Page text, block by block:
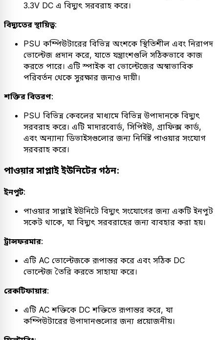
3.3V DC এ বিদ্যুৎ সরবরাহ করে।
বিদ্যুতের স্থায়িত্ব:
PSU কম্পিউটারের বিভিন্ন অংশকে স্থিতিশীল এবং নিরাপদ
ভোল্টেজ প্রদান করে, যাতে যন্ত্রাংশগুলি সঠিকভাবে কাজ
করতে পারে। এটি স্পাইক বা ভোল্টেজের অস্বাভাবিক
পরিবর্তন থেকে সুরক্ষার জন্যও দায়ী।
শক্তির বিতরণ:
PSU বিভিন্ন কেবলের মাধ্যমে বিভিন্ন উপাদানকে বিদ্যুৎ
সরবরাহ করে। এটি মাদারবোর্ড, সিপিইউ, গ্রাফিক্স কার্ড,
এবং অন্যান্য ডিভাইসগুলোর জন্য নির্দিষ্ট পাওয়ার সংযোগ
সরবরাহ করে।
পাওয়ার সাপ্লাই ইউনিটের গঠন:
ইনপুট:
পাওয়ার সাপ্লাই ইউনিটে বিদ্যুৎ সংযোগের জন্য একটি ইনপুট
সকেট থাকে, যা বিদ্যুৎ সরবরাহের জন্য ব্যবহার করা হয়।
ট্রান্সফরমার:
এটি AC ভোল্টেজকে রূপান্তর করে এবং সঠিক DC
ভোল্টেজ তৈরি করতে সাহায্য করে।
রেকটিফায়ার:
এটি AC শক্তিকে DC শক্তিতে রূপান্তর করে, যা
কম্পিউটারের উপাদানগুলোর জন্য প্রয়োজনীয়।